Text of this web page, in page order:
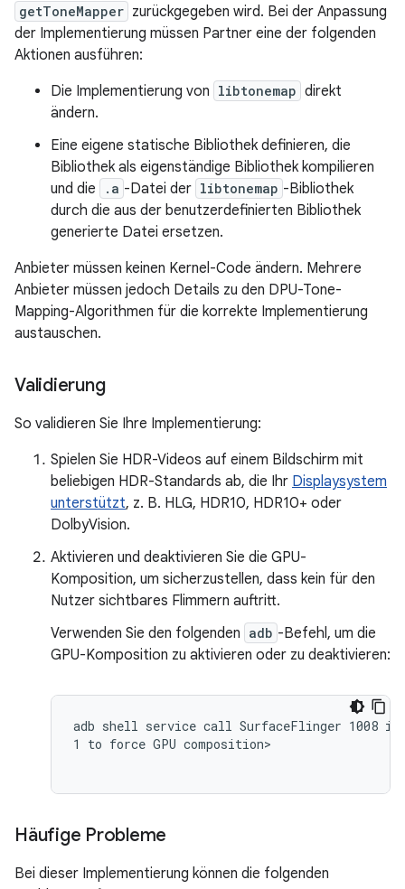
getToneMapper zurückgegeben wird. Bei der Anpassung
der Implementierung müssen Partner eine der folgenden
Aktionen ausführen:
Die Implementierung von libtonemap direkt
ändern.
Eine eigene statische Bibliothek definieren, die
Bibliothek als eigenständige Bibliothek kompilieren
und die
.a -Datei der libtonemap -Bibliothek
durch die aus der benutzerdefinierten Bibliothek
generierte Datei ersetzen.
Anbieter müssen keinen Kernel-Code ändern. Mehrere
Anbieter müssen jedoch Details zu den DPU-Tone-
Mapping-Algorithmen für die korrekte Implementierung
austauschen.
Validierung
So validieren Sie Ihre Implementierung:
Spielen Sie HDR-Videos auf einem Bildschirm mit
beliebigen HDR-Standards ab, die Ihr Displaysystem
unterstützt, z. B. HLG, HDR10, HDR10+ oder
DolbyVision.
Aktivieren und deaktivieren Sie die GPU-
Komposition, um sicherzustellen, dass kein für den
Nutzer sichtbares Flimmern auftritt.
Verwenden Sie den folgenden adb -Befehl, um die
GPU-Komposition zu aktivieren oder zu deaktivieren:
adb shell service call SurfaceFlinger 1008 i32
1 to force GPU composition>
Häufige Probleme
Bei dieser Implementierung können die folgenden